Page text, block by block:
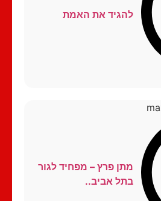
להגיד את האמת
מתן פרץ – מפחיד לגור
בתל אביב..